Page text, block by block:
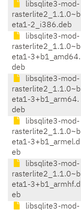
libsqlite3-mod-
rasterlite2_1.1.0~b
eta1-2_i386.deb
libsqlite3-mod-
rasterlite2_1.1.0~b
eta1-3+b1_amd64.
deb
libsqlite3-mod-
rasterlite2_1.1.0~b
eta1-3+b1_arm64.
deb
libsqlite3-mod-
rasterlite2_1.1.0~b
eta1-3+b1_armel.d
eb
libsqlite3-mod-
rasterlite2_1.1.0~b
eta1-3+b1_armhf.d
eb
libsqlite3-mod-